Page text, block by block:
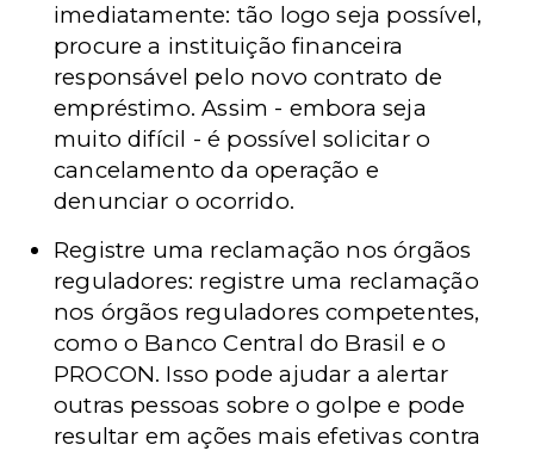
imediatamente: tão logo seja possível,
procure a instituição financeira
responsável pelo novo contrato de
empréstimo. Assim - embora seja
muito difícil - é possível solicitar o
cancelamento da operação e
denunciar o ocorrido.
Registre uma reclamação nos órgãos
reguladores: registre uma reclamação
nos órgãos reguladores competentes,
como o Banco Central do Brasil e o
PROCON. Isso pode ajudar a alertar
outras pessoas sobre o golpe e pode
resultar em ações mais efetivas contra